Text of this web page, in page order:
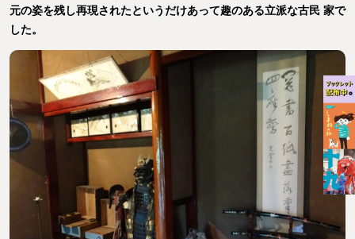
元の姿を残し再現されたというだけあって趣のある立派な古民 家で
した。